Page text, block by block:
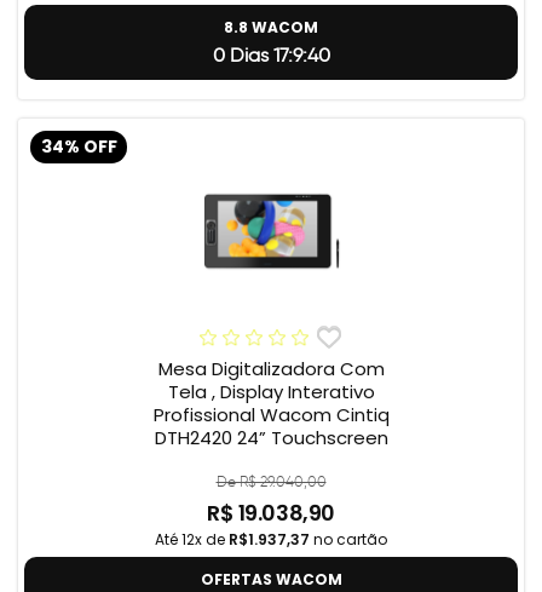
8.8 WACOM
0 Dias 17:9:39
34% OFF
Mesa Digitalizadora Com
Tela , Display Interativo
Profissional Wacom Cintiq
DTH2420 24” Touchscreen
De R$ 29.040,00
R$ 19.038,90
Até 12x de R$1.937,37 no cartão
OFERTAS WACOM